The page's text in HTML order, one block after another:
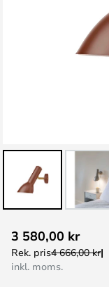
till
början
3 580,00 kr
Rek. pris4 666,00 kr
inkl. moms.